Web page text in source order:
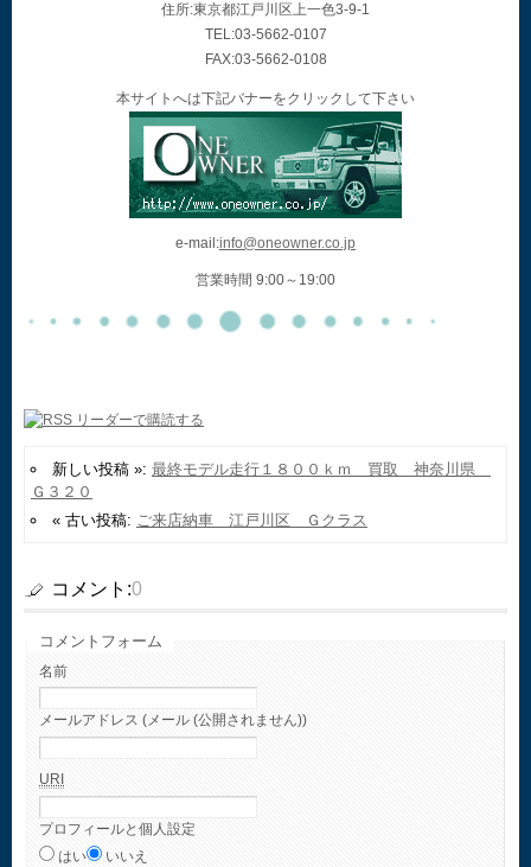
住所:東京都江戸川区上一色3-9-1
TEL:03-5662-0107
FAX:03-5662-0108
本サイトへは下記バナーをクリックして下さい
e-mail:info@oneowner.co.jp
営業時間 9:00～19:00
新しい投稿 »: 最終モデル走行１８００ｋｍ 買取 神奈川県
Ｇ３２０
« 古い投稿: ご来店納車 江戸川区 Ｇクラス
コメント:0
コメントフォーム
名前
メールアドレス (メール (公開されません))
URI
プロフィールと個人設定
はい
いいえ